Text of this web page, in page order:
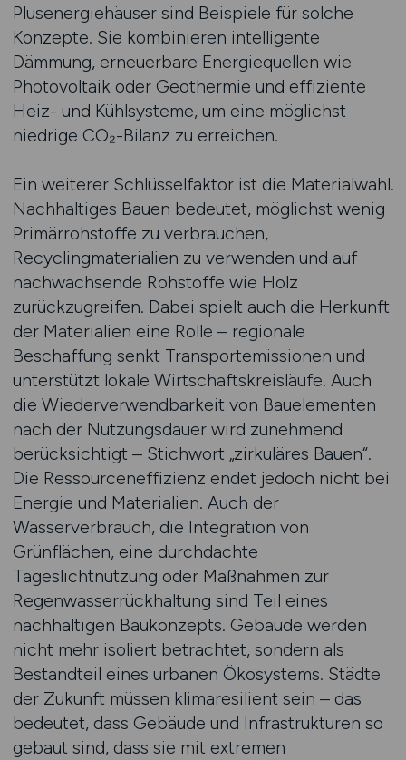
Plusenergiehäuser sind Beispiele für solche
Konzepte. Sie kombinieren intelligente
Dämmung, erneuerbare Energiequellen wie
Photovoltaik oder Geothermie und effiziente
Heiz- und Kühlsysteme, um eine möglichst
niedrige CO₂-Bilanz zu erreichen.
Ein weiterer Schlüsselfaktor ist die Materialwahl.
Nachhaltiges Bauen bedeutet, möglichst wenig
Primärrohstoffe zu verbrauchen,
Recyclingmaterialien zu verwenden und auf
nachwachsende Rohstoffe wie Holz
zurückzugreifen. Dabei spielt auch die Herkunft
der Materialien eine Rolle – regionale
Beschaffung senkt Transportemissionen und
unterstützt lokale Wirtschaftskreisläufe. Auch
die Wiederverwendbarkeit von Bauelementen
nach der Nutzungsdauer wird zunehmend
berücksichtigt – Stichwort „zirkuläres Bauen“.
Die Ressourceneffizienz endet jedoch nicht bei
Energie und Materialien. Auch der
Wasserverbrauch, die Integration von
Grünflächen, eine durchdachte
Tageslichtnutzung oder Maßnahmen zur
Regenwasserrückhaltung sind Teil eines
nachhaltigen Baukonzepts. Gebäude werden
nicht mehr isoliert betrachtet, sondern als
Bestandteil eines urbanen Ökosystems. Städte
der Zukunft müssen klimaresilient sein – das
bedeutet, dass Gebäude und Infrastrukturen so
gebaut sind, dass sie mit extremen